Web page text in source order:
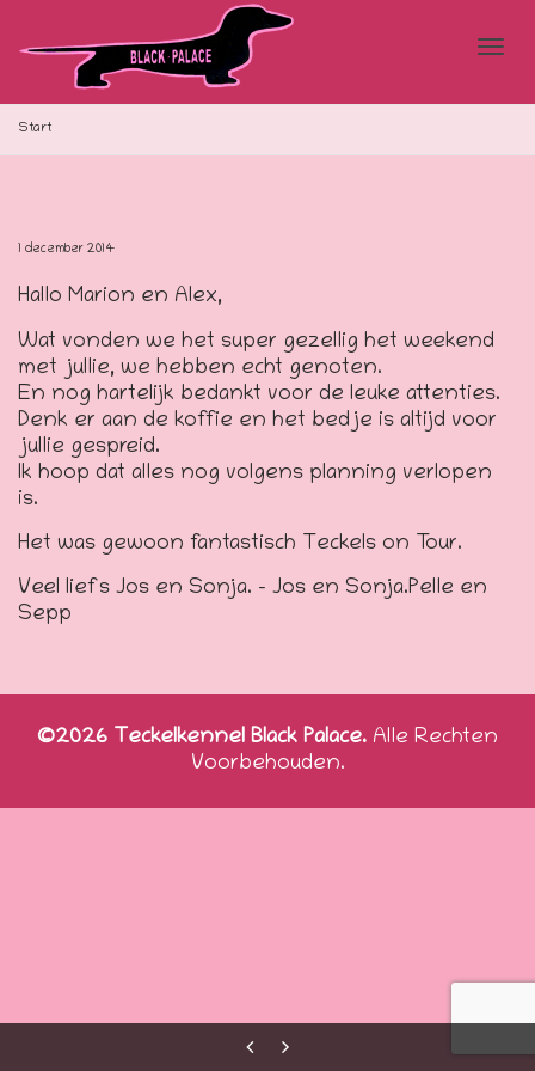
Start
1 december 2014
Hallo Marion en Alex,
Wat vonden we het super gezellig het weekend
met jullie, we hebben echt genoten.
En nog hartelijk bedankt voor de leuke attenties.
Denk er aan de koffie en het bedje is altijd voor
jullie gespreid.
Ik hoop dat alles nog volgens planning verlopen
is.
Het was gewoon fantastisch Teckels on Tour.
Veel liefs Jos en Sonja. – Jos en Sonja.Pelle en
Sepp
©2026 Teckelkennel Black Palace. Alle Rechten
Voorbehouden.